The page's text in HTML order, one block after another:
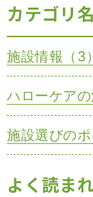
カテゴリ名
施設情報（3）
ハローケア
施設選びのポ
よく読ま